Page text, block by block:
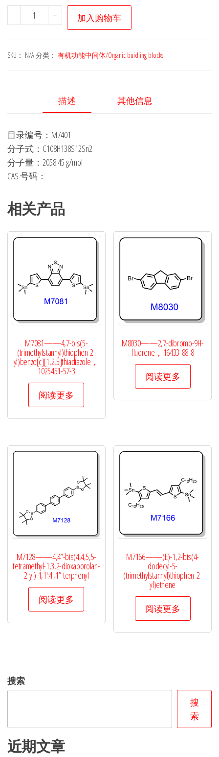
-
M7401
——
hexakis(5-
terbenzo[1,2-
b:4,5-
b']dithiophene]-6,6''-
diyl)bis(trimethylstannane)
量
+ 加入购物车
SKU： N/A分类： 有机功能中间体/Organic buidling blocks
描述 其他信息
目录编号：M7401
分子式：C108H138S12Sn2
分子量：2058.45 g/mol
CAS 号码：
相关产品
M7081——4,7-bis(5-
(trimethylstannyl)thiophen-2-
yl)benzo[c][1,2,5]thiadiazole，
1025451-57-3
阅读更多
M8030——2,7-dibromo-9H-
fluorene，16433-88-8
阅读更多
M7128——4,4”-bis(4,4,5,5-
tetramethyl-1,3,2-dioxaborolan-
2-yl)-1,1′:4′,1”-terphenyl
阅读更多
M7166——(E)-1,2-bis(4-
dodecyl-5-
(trimethylstannyl)thiophen-2-
yl)ethene
阅读更多
搜索
搜
索
近期文章